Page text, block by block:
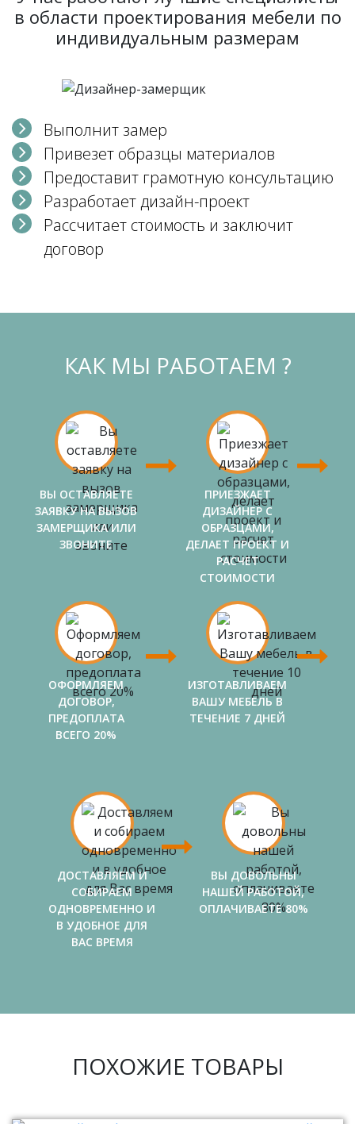
в области проектирования мебели по
индивидуальным размерам
Выполнит замер
Привезет образцы материалов
Предоставит грамотную консультацию
Разработает дизайн-проект
Рассчитает стоимость и заключит
договор
КАК МЫ РАБОТАЕМ ?
ВЫ ОСТАВЛЯЕТЕ
ЗАЯВКУ НА ВЫЗОВ
ЗАМЕРЩИКА ИЛИ
ЗВОНИТЕ
ПРИЕЗЖАЕТ
ДИЗАЙНЕР С
ОБРАЗЦАМИ,
ДЕЛАЕТ ПРОЕКТ И
РАСЧЕТ
СТОИМОСТИ
ОФОРМЛЯЕМ
ДОГОВОР,
ПРЕДОПЛАТА
ВСЕГО 20%
ИЗГОТАВЛИВАЕМ
ВАШУ МЕБЕЛЬ В
ТЕЧЕНИЕ 7 ДНЕЙ
ДОСТАВЛЯЕМ И
СОБИРАЕМ
ОДНОВРЕМЕННО И
В УДОБНОЕ ДЛЯ
ВАС ВРЕМЯ
ВЫ ДОВОЛЬНЫ
НАШЕЙ РАБОТОЙ,
ОПЛАЧИВАЕТЕ 80%
ПОХОЖИЕ ТОВАРЫ